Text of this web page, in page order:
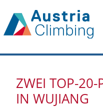
ZWEI TOP-20-
IN WUJIANG